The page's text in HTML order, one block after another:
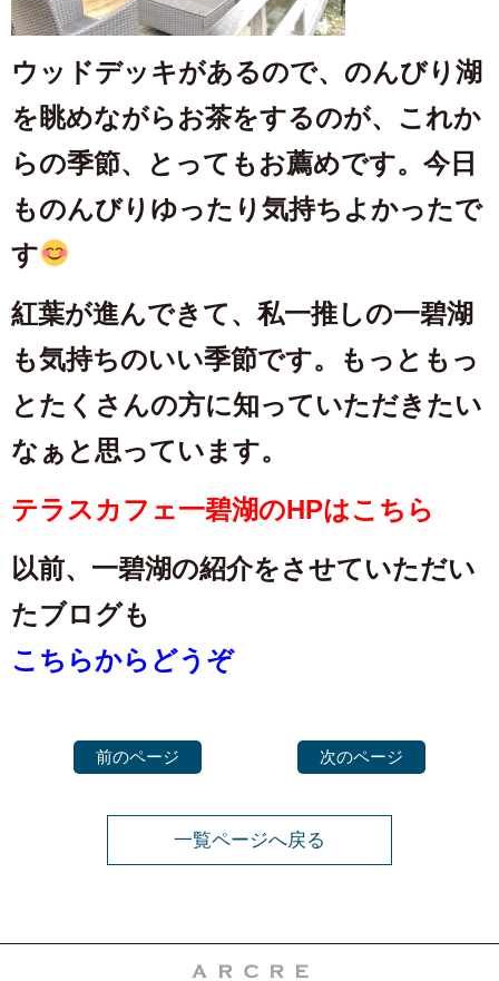
ウッドデッキがあるので、のんびり湖
を眺めながらお茶をするのが、これか
らの季節、とってもお薦めです。今日
ものんびりゆったり気持ちよかったで
す
紅葉が進んできて、私一推しの一碧湖
も気持ちのいい季節です。もっともっ
とたくさんの方に知っていただきたい
なぁと思っています。
テラスカフェ一碧湖のHPはこちら
以前、一碧湖の紹介をさせていただい
たブログも
こちらからどうぞ
前のページ 次のページ
一覧ページへ戻る